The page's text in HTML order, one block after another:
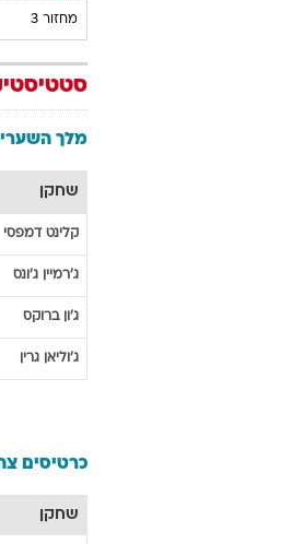
מחזור 3
מלך
שחקן
קלינט דמפסי
ג'רמיין ג'ונס
ג'ון ברוקס
ג'וליאן גרין
כרטיסים
שחקן